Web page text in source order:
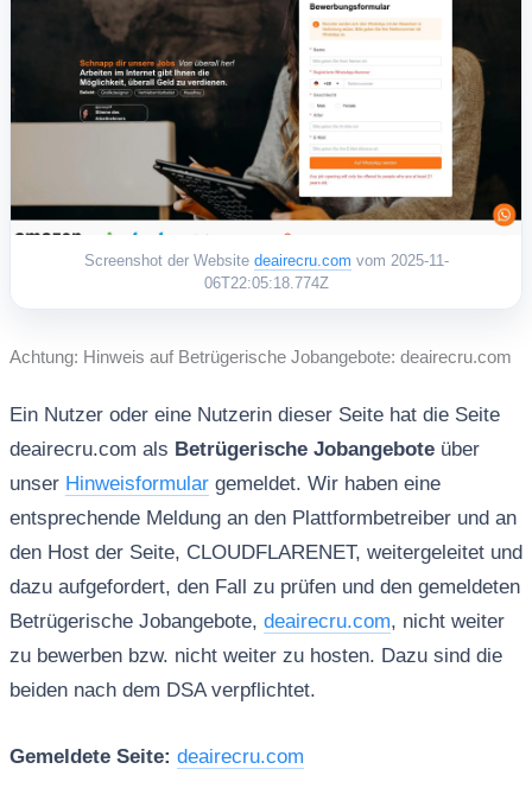
Screenshot der Website deairecru.com vom 2025-11-
06T22:05:18.774Z
Achtung: Hinweis auf Betrügerische Jobangebote: deairecru.com
Ein Nutzer oder eine Nutzerin dieser Seite hat die Seite
deairecru.com als Betrügerische Jobangeboteüber
unser Hinweisformulargemeldet. Wir haben eine
entsprechende Meldung an den Plattformbetreiber und an
den Host der Seite, CLOUDFLARENET, weitergeleitet und
dazu aufgefordert, den Fall zu prüfen und den gemeldeten
Betrügerische Jobangebote, deairecru.com, nicht weiter
zu bewerben bzw. nicht weiter zu hosten. Dazu sind die
beiden nach dem DSA verpflichtet.
Gemeldete Seite: deairecru.com